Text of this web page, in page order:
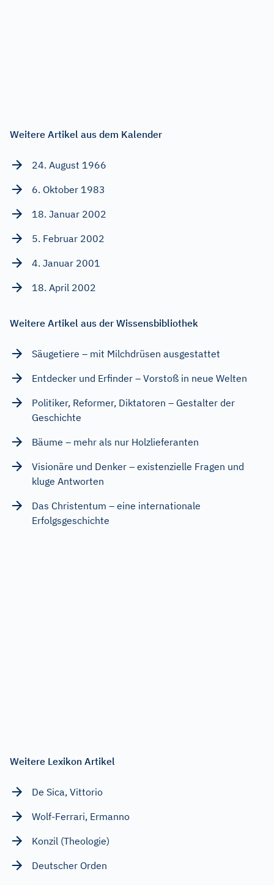
Weitere Artikel aus dem Kalender
24. August 1966
6. Oktober 1983
18. Januar 2002
5. Februar 2002
4. Januar 2001
18. April 2002
Weitere Artikel aus der Wissensbibliothek
Säugetiere – mit Milchdrüsen ausgestattet
Entdecker und Erfinder – Vorstoß in neue Welten
Politiker, Reformer, Diktatoren – Gestalter der
Geschichte
Bäume – mehr als nur Holzlieferanten
Visionäre und Denker – existenzielle Fragen und
kluge Antworten
Das Christentum – eine internationale
Erfolgsgeschichte
Weitere Lexikon Artikel
De Sica, Vittorio
Wolf-Ferrari, Ermanno
Konzil (Theologie)
Deutscher Orden